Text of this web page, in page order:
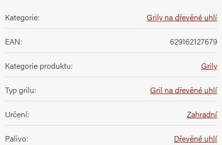
Kategorie: Grily na dřevěné uhlí
EAN: 629162127679
Kategorie produktu: Grily
Typ grilu: Gril na dřevěné uhlí
Určení: Zahradní
Palivo: Dřevěné uhlí